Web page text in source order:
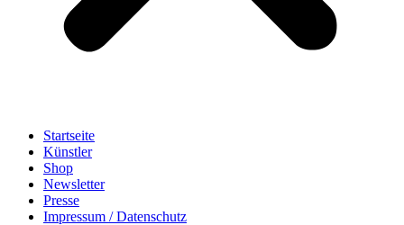
Startseite
Künstler
Shop
Newsletter
Presse
Impressum / Datenschutz